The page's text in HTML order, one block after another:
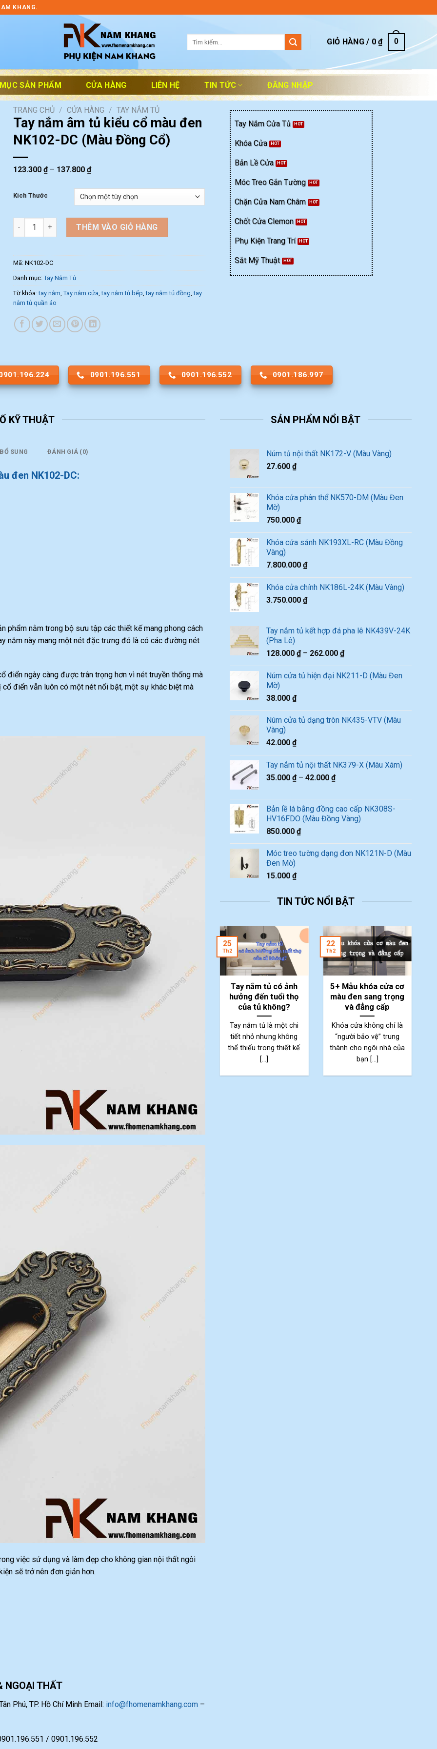
KHANG.
GIỎ HÀNG / 0₫ 0
SẢN PHẨM CỬA HÀNG LIÊN HỆ TIN TỨC ĐĂNG NHẬP
TRANG CHỦ / CỬA HÀNG / TAY NẮM TỦ
Tay nắm âm tủ kiểu cổ màu đen
NK102-DC (Màu Đồng Cổ)
123.300₫– 137.800₫
Kích Thước
Tay nắm âm tủ kiểu cổ màu đen NK102-DC (Màu Đồng Cổ) số lượng
THÊM VÀO GIỎ HÀNG
Mã:NK102-DC
Danh mục:Tay Nắm Tủ
Từ khóa:tay nắm ,Tay nắm cửa ,tay nắm tủ bếp ,tay nắm tủ đồng ,tay
nắm tủ quần áo
Tay Nắm Cửa Tủ
Khóa Cửa
Bản Lề Cửa
Móc Treo Gắn Tường
Chặn Cửa Nam Châm
Chốt Cửa Clemon
Phụ Kiện Trang Trí
Sắt Mỹ Thuật
0901.196.551 0901.196.552 0901.186.997
KỸ THUẬT
SUNG ĐÁNH GIÁ (0)
đen NK102-DC:
phẩm nằm trong bộ sưu tập các thiết kế mang phong cách
nắm này mang một nét đặc trưng đó là có các đường nét
điển ngày càng được trân trọng hơn vì nét truyền thống mà
điển vẫn luôn có một nét nổi bật, một sự khác biệt mà
việc sử dụng và làm đẹp cho không gian nội thất ngôi
sẽ trở nên đơn giản hơn.
NGOẠI THẤT
Phú, TP. Hồ Chí Minh Email: info@fhomenamkhang.com –
/ 0901.196.552
SẢN PHẨM NỔI BẬT
Núm tủ nội thất NK172-V (Màu Vàng)
27.600₫
Khóa cửa phân thể NK570-DM (Màu Đen
Mờ)
750.000₫
Khóa cửa sảnh NK193XL-RC (Màu Đồng
Vàng)
7.800.000₫
Khóa cửa chính NK186L-24K (Màu Vàng)
3.750.000₫
Tay nắm tủ kết hợp đá pha lê NK439V-24K
(Pha Lê)
128.000₫– 262.000₫
Núm cửa tủ hiện đại NK211-D (Màu Đen
Mờ)
38.000₫
Núm cửa tủ dạng tròn NK435-VTV (Màu
Vàng)
42.000₫
Tay nắm tủ nội thất NK379-X (Màu Xám)
35.000₫–42.000₫
Bản lề lá bằng đồng cao cấp NK308S-
HV16FDO (Màu Đồng Vàng)
850.000₫
Móc treo tường dạng đơn NK121N-D (Màu
Đen Mờ)
15.000₫
TIN TỨC NỔI BẬT
Tay nắm tủ có ảnh
hưởng đến tuổi thọ
của tủ không?
Tay nắm tủ là một chi
tiết nhỏ nhưng không
thể thiếu trong thiết kế
[...]
25
Th2
5+ Mẫu khóa cửa cơ
màu đen sang trọng
và đẳng cấp
Khóa cửa không chỉ là
“người bảo vệ” trung
thành cho ngôi nhà của
bạn [...]
22
Th2
Tết Nguyên Đán
2025 đang đến –
Sắm ngay phụ kiện
nội thất với ưu đãi
20
Th1
Tay nắm tủ – Nâng
tầm không gian với
ưu đãi 20%
18
Th1